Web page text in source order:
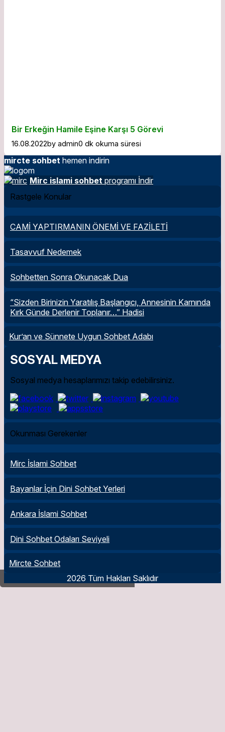
Depremzedelere Zekat Verilir mi?
Bir Erkeğin Hamile Eşine Karşı 5 Görevi
16.08.2022by admin0 dk okuma süresi
mircte sohbet hemen indirin
Mirc islami sohbet programı İndir
Rastgele Konular
CAMİ YAPTIRMANIN ÖNEMİ VE FAZİLETİ
Tasavvuf Nedemek
Sohbetten Sonra Okunacak Dua
“Sizden Birinizin Yaratılış Başlangıcı, Annesinin Karnında
Kırk Günde Derlenir Toplanır…” Hadisi
Kur’an ve Sünnete Uygun Sohbet Adabı
SOSYAL MEDYA
Sosyal medya hesaplarımızı takip edebilirsiniz.
Okunması Gerekenler
Mirc İslami Sohbet
Bayanlar İçin Dini Sohbet Yerleri
Ankara İslami Sohbet
Dini Sohbet Odaları Seviyeli
Mircte Sohbet
2026 Tüm Hakları Saklıdır